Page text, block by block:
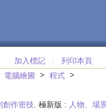
加入標記 ‧
列印本頁
電腦繪圖 > 程式 >
創作密技. 極新版 : 人物、場